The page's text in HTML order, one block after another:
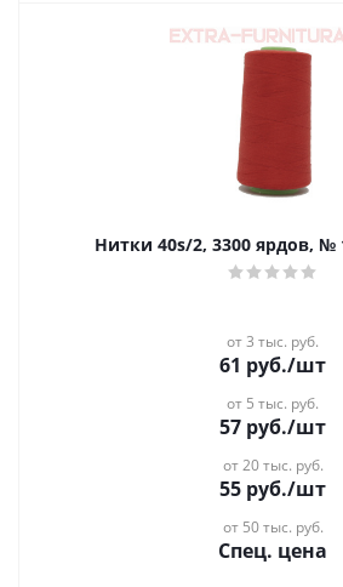
Нитки 40s/2, 3300 ярдов, №
от 3 тыс. руб.
61 руб./шт
от 5 тыс. руб.
57 руб./шт
от 20 тыс. руб.
55 руб./шт
от 50 тыс. руб.
Спец. цена